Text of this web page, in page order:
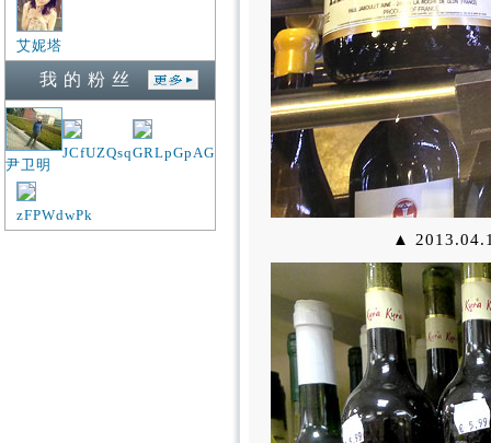
艾妮塔
我 的 粉 丝
尹卫明
JCfUZQsqGRLpGpAG
zFPWdwPk
▲